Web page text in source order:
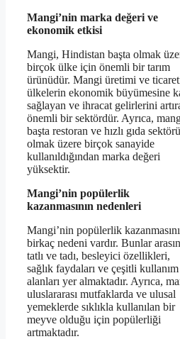
Mangi’nin marka değeri ve
ekonomik etkisi
Mangi, Hindistan başta olmak
birçok ülke için önemli bir tarım
ürünüdür. Mangi üretimi ve
ülkelerin ekonomik büyümesine
sağlayan ve ihracat gelirlerini
önemli bir sektördür. Ayrıca,
başta restoran ve hızlı gıda sektörü
olmak üzere birçok sanayide
kullanıldığından marka değeri
yüksektir.
Mangi’nin popülerlik
kazanmasının nedenleri
Mangi’nin popülerlik
birkaç nedeni vardır. Bunlar
tatlı ve tadı, besleyici özellikleri,
sağlık faydaları ve çeşitli kullanım
alanları yer almaktadır. Ayrıca,
uluslararası mutfaklarda ve ulusal
yemeklerde sıklıkla kullanılan bir
meyve olduğu için popülerliği
artmaktadır.